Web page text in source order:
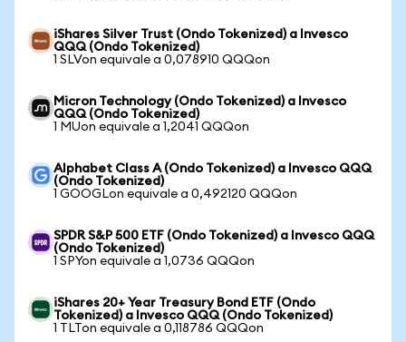
iShares Silver Trust (Ondo Tokenized) a Invesco
QQQ (Ondo Tokenized)
1 SLVon equivale a 0,078910 QQQon
Micron Technology (Ondo Tokenized) a Invesco
QQQ (Ondo Tokenized)
1 MUon equivale a 1,2041 QQQon
Alphabet Class A (Ondo Tokenized) a Invesco QQQ
(Ondo Tokenized)
1 GOOGLon equivale a 0,492120 QQQon
SPDR S&P 500 ETF (Ondo Tokenized) a Invesco QQQ
(Ondo Tokenized)
1 SPYon equivale a 1,0736 QQQon
iShares 20+ Year Treasury Bond ETF (Ondo
Tokenized) a Invesco QQQ (Ondo Tokenized)
1 TLTon equivale a 0,118786 QQQon